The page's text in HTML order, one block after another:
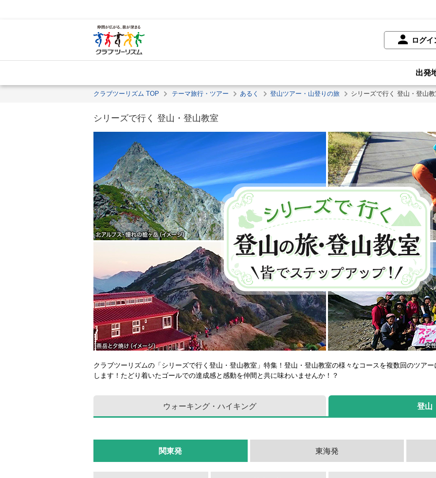
ログイ
出発
クラブツーリズム TOP テーマ旅行・ツアー あるく 登山ツアー・山登りの旅 シリーズで行く 登山・登山
シリーズで行く 登山・登山教室
クラブツーリズムの「シリーズで行く登山・登山教室」特集！登山・登山教室の様々なコースを複数回のツア
します！たどり着いたゴールでの達成感と感動を仲間と共に味わいませんか！？
ウォーキング・ハイキング 登山
関東発 東海発